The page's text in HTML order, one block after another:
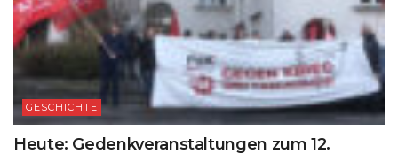
GESCHICHTE
Heute: Gedenkveranstaltungen zum 12.